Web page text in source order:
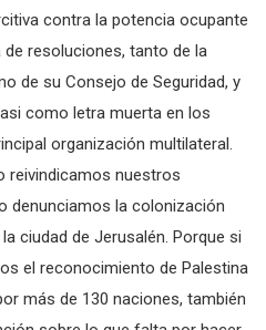
contra la potencia ocupante
resoluciones, tanto de la
de su Consejo de Seguridad, y
como letra muerta en los
organización multilateral.
reivindicamos nuestros
denunciamos la colonización
ciudad de Jerusalén. Porque si
el reconocimiento de Palestina
más de 130 naciones, también